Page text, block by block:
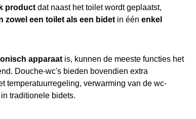
product dat naast het toilet wordt geplaatst,
zowel een toilet als een bidet in één enkel
apparaat is, kunnen de meeste functies het
Douche-wc's bieden bovendien extra
temperatuurregeling, verwarming van de wc-
traditionele bidets.